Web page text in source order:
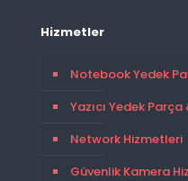
Hizmetler
Notebook Yedek
Yazıcı Yedek Parça
Network Hizmetleri
Güvenlik Kamera